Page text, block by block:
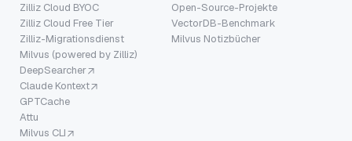
Zilliz Cloud BYOC
Zilliz Cloud Free Tier
Zilliz-Migrationsdienst
Milvus (powered by Zilliz)
DeepSearcher
Claude Kontext
GPTCache
Attu
Milvus CLI
Open-Source-Projekte
VectorDB-Benchmark
Milvus Notizbücher